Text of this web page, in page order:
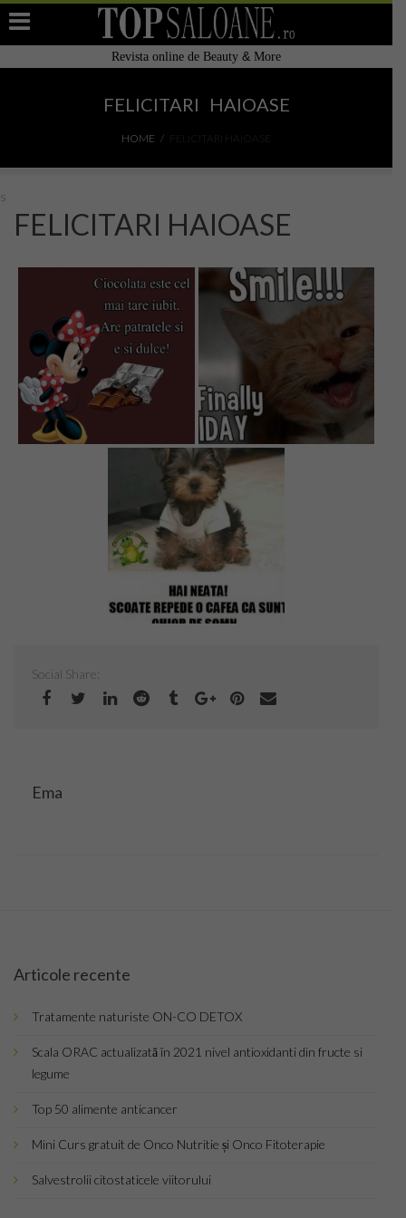
Home
Filtre de apa alcalina restructurata Japonia
TOP 10
Top Saloane Infrumusetare Romania
Top Saloane Infrumusetare Bucuresti
Top Saloane Infrumusetare Ilfov
Top Saloane de Manichiura
Top Saloane Remodelare Corporala
Epilare definitiva
Extensii Gene
Login
Revista online de Beauty & More
FELICITARI HAIOASE
HOME
s
FELICITARI HAIOASE
Social Share:
Ema
Articole recente
Tratamente naturiste ON-CO DETOX
Scala ORAC actualizată în 2021 nivel antioxidanti din fructe si
legume
Top 50 alimente anticancer
Mini Curs gratuit de Onco Nutritie și Onco Fitoterapie
Salvestrolii citostaticele viitorului